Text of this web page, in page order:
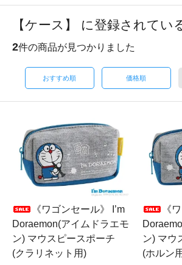
【ケース】 に登録されてい
2件の商品が見つかりました
おすすめ順 価格順
《ワゴンセール》 I’m
Doraemon(アイムドラエモ
ン) マウスピースポーチ
(クラリネット用)
《
ン) マ
(ホルン